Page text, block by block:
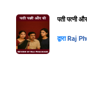
पती पत्नी
द्वारा Raj